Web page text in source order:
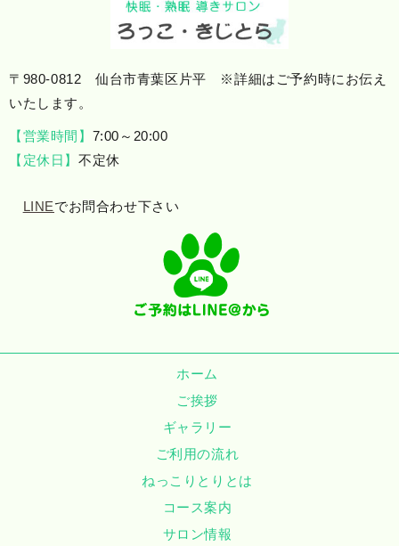
〒980-0812 仙台市青葉区片平 ※詳細はご予約時にお伝え
いたします。
【営業時間】 7:00～20:00
【定休日】 不定休
LINEでお問合わせ下さい
ホーム
ご挨拶
ギャラリー
ご利用の流れ
ねっこりとりとは
コース案内
サロン情報